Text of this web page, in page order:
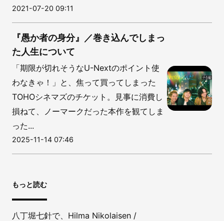
2021-07-20 09:11
『愚か者の身分』／巻き込んでしまっ
た人生について
「期限が切れそうなU-Nextのポイント使
わなきゃ！」と、焦って買ってしまった
TOHOシネマズのチケット。見事に消費し
損ねて、ノーマークだった本作を観てしま
った...
2025-11-14 07:46
もっと読む
八丁堀七針で、Hilma Nikolaisen /